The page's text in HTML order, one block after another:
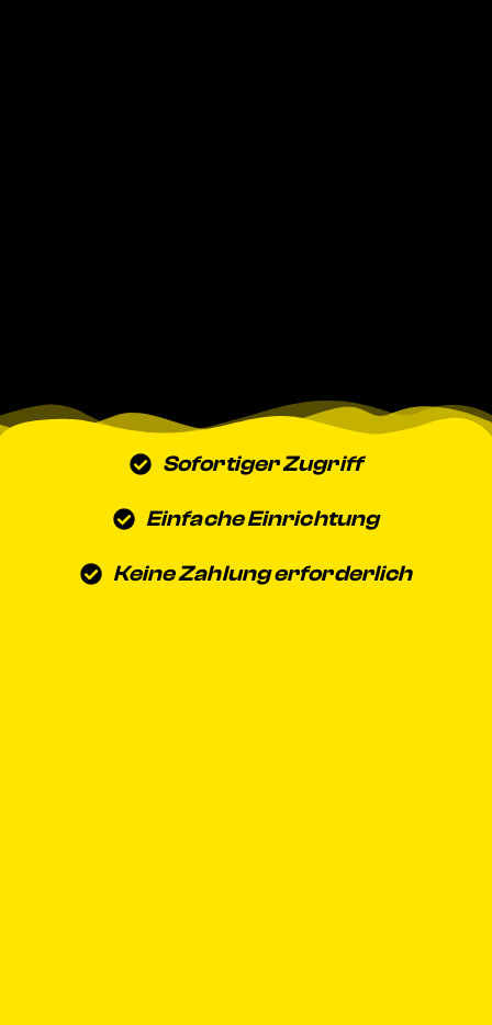
Sofortiger Zugriff
Einfache Einrichtung
Keine Zahlung erforderlich